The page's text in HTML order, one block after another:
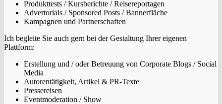
Produkttests / Kursberichte / Reisereportagen
Advertorials / Sponsored Posts / Bannerfläche
Kampagnen und Partnerschaften
Ich begleite Sie auch gern bei der Gestaltung Ihrer eigenen
Plattform:
Erstellung und / oder Betreuung von Corporate Blogs / Social
Media
Autorentätigkeit, Artikel & PR-Texte
Pressereisen
Eventmoderation / Show